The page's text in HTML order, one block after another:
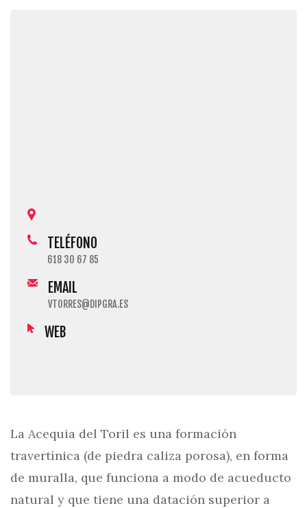
TELÉFONO
618 30 67 85
EMAIL
VTORRES@DIPGRA.ES
WEB
La Acequia del Toril es una formación
travertínica (de piedra caliza porosa), en forma
de muralla, que funciona a modo de acueducto
natural y que tiene una datación superior a